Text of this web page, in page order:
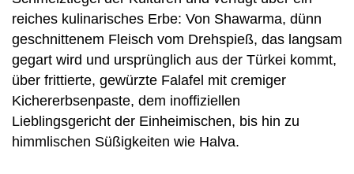
reiches kulinarisches Erbe: Von Shawarma, dünn
geschnittenem Fleisch vom Drehspieß, das langsam
gegart wird und ursprünglich aus der Türkei kommt,
über frittierte, gewürzte Falafel mit cremiger
Kichererbsenpaste, dem inoffiziellen
Lieblingsgericht der Einheimischen, bis hin zu
himmlischen Süßigkeiten wie Halva.